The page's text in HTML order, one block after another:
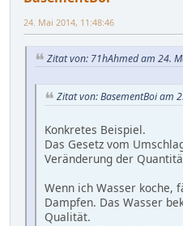
24. Mai 2014, 11:48:46
Zitat von: 71hAhmed am 24.
Zitat von: BasementBoi am
Konkretes Beispiel.
Das Gesetz vom
Veränderung der
Wenn ich Wasser koche,
Dampfen. Das Wasser
Qualität.